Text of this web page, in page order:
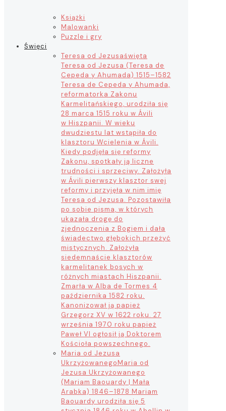
Książki
Malowanki
Puzzle i gry
Święci
Teresa od Jezusaświęta
Teresa od Jezusa (Teresa de
Cepeda y Ahumada) 1515–1582
Teresa de Cepeda y Ahumada,
reformatorka Zakonu
Karmelitańskiego, urodziła się
28 marca 1515 roku w Ávili
w Hiszpanii. W wieku
dwudziestu lat wstąpiła do
klasztoru Wcielenia w Ávili.
Kiedy podjęła się reformy
Zakonu, spotkały ją liczne
trudności i sprzeciwy. Założyła
w Ávili pierwszy klasztor swej
reformy i przyjęła w nim imię
Teresa od Jezusa. Pozostawiła
po sobie pisma, w których
ukazała drogę do
zjednoczenia z Bogiem i dała
świadectwo głębokich przeżyć
mistycznych. Założyła
siedemnaście klasztorów
karmelitanek bosych w
różnych miastach Hiszpanii.
Zmarła w Alba de Tormes 4
października 1582 roku.
Kanonizował ją papież
Grzegorz XV w 1622 roku. 27
września 1970 roku papież
Paweł VI ogłosił ją Doktorem
Kościoła powszechnego.
Maria od Jezusa
UkrzyżowanegoMaria od
Jezusa Ukrzyżowanego
(Mariam Baouardy | Mała
Arabka) 1846–1878 Mariam
Baouardy urodziła się 5